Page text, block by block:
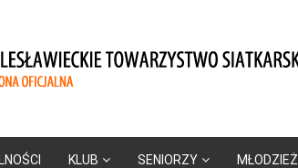
KLUB SENIORZY MŁODZIEŻ